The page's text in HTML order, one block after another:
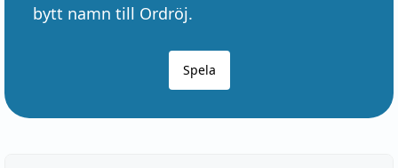
bytt namn till Ordröj.
Spela